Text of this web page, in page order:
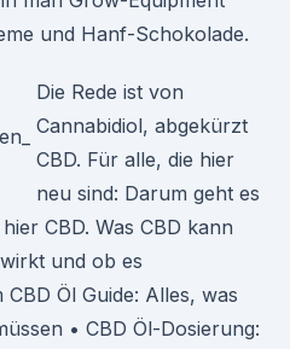
und Hanf-Schokolade.
Die Rede ist von
Cannabidiol, abgekürzt
CBD. Für alle, die hier
neu sind: Darum geht es
CBD. Was CBD kann
und ob es
Öl Guide: Alles, was
• CBD Öl-Dosierung: